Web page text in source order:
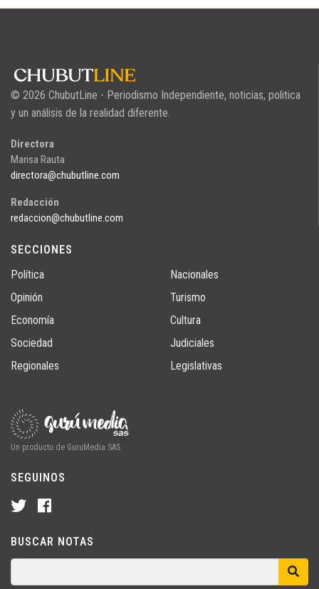
© 2026 ChubutLine - Periodismo Independiente, noticias, politica
y un análisis de la realidad diferente.
Directora
Marisa Rauta
directora@chubutline.com
Redacción
redaccion@chubutline.com
SECCIONES
Política
Opinión
Economía
Sociedad
Regionales
Nacionales
Turismo
Cultura
Judiciales
Legislativas
Un producto de GuruMedia SAS
SEGUINOS
BUSCAR NOTAS